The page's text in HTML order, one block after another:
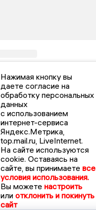
Нажимая кнопку вы
даете согласие на
обработку персональных
данных
с использованием
интернет-сервиса
Яндекс.Метрика,
top.mail.ru, LiveInternet.
На сайте используются
cookie. Оставаясь на
сайте, вы принимаете все
условия использования.
Вы можете настроить
или отклонить и покинуть
сайт